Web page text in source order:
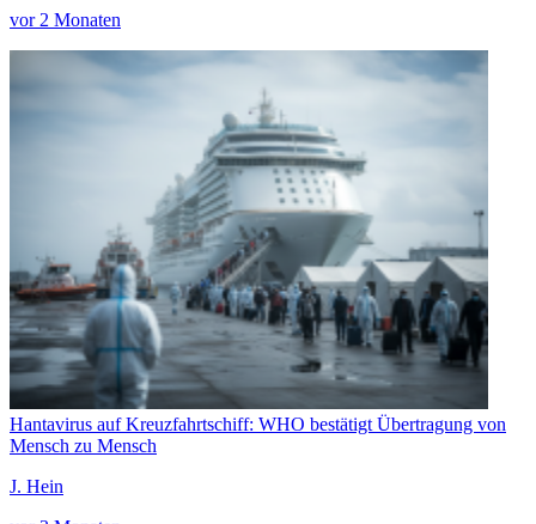
vor 2 Monaten
Hantavirus auf Kreuzfahrtschiff: WHO bestätigt Übertragung von
Mensch zu Mensch
J. Hein